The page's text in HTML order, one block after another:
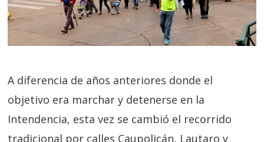
A diferencia de años anteriores donde el
objetivo era marchar y detenerse en la
Intendencia, esta vez se cambió el recorrido
tradicional por calles Caupolicán, Lautaro y